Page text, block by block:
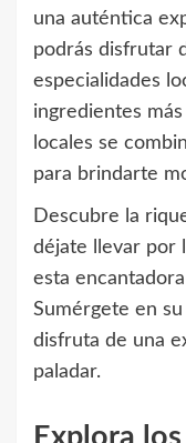
una auténtica
podrás disfrutar
especialidades
ingredientes
locales se
para brindarte
Descubre la
déjate llevar por
esta
Sumérgete en
disfruta de una
paladar.
Explora